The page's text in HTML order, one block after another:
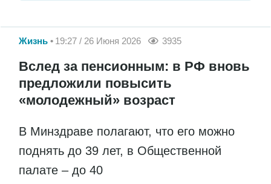
Жизнь 19:27 / 26 Июня 2026 3935
Вслед за пенсионным: в РФ вновь
предложили повысить
«молодежный» возраст
В Минздраве полагают, что его можно
поднять до 39 лет, в Общественной
палате – до 40